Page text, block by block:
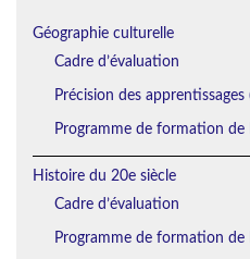
Géographie culturelle
Cadre d’évaluation
Précision des apprentissages
Programme de formation de
Histoire du 20e siècle
Cadre d’évaluation
Programme de formation de